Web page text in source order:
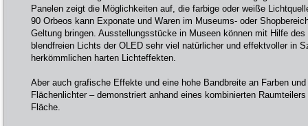
Panelen zeigt die Möglichkeiten auf, die farbige oder weiße
90 Orbeos kann Exponate und Waren im Museums- oder
Geltung bringen. Ausstellungsstücke in Museen können mit Hilfe des
blendfreien Lichts der OLED sehr viel natürlicher und effektvoller in
herkömmlichen harten Lichteffekten.
Aber auch grafische Effekte und eine hohe Bandbreite an Farben
Flächenlichter – demonstriert anhand eines kombinierten
Fläche.